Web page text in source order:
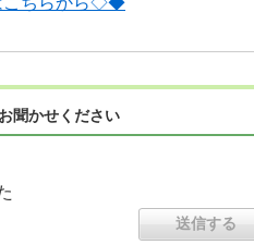
聞かせください